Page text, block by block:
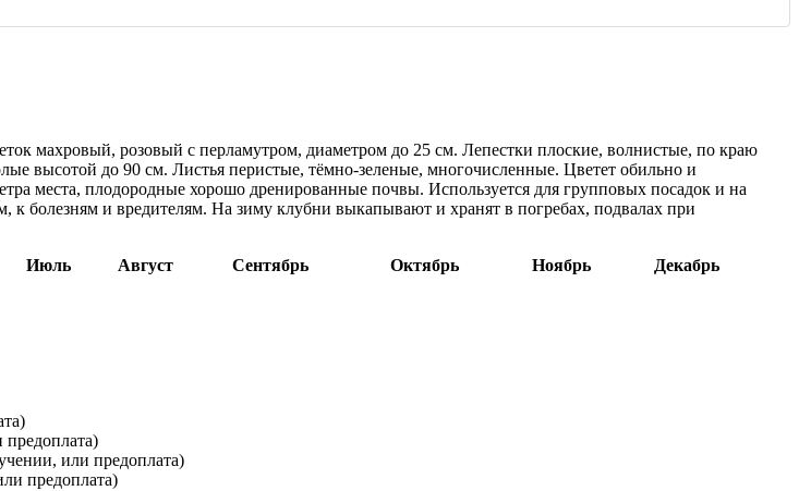
махровый, розовый с перламутром, диаметром до 25 см. Лепестки плоские, волнистые, по краю
высотой до 90 см. Листья перистые, тёмно-зеленые, многочисленные. Цветет обильно и
места, плодородные хорошо дренированные почвы. Используется для групповых посадок и на
к болезням и вредителям. На зиму клубни выкапывают и хранят в погребах, подвалах при
Июль Август Сентябрь Октябрь Ноябрь
Декабрь
или предоплата)
предоплата)